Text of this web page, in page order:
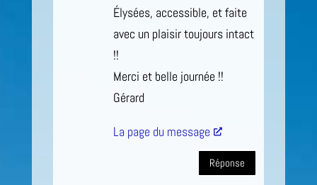
Élysées, accessible, et faite
avec un plaisir toujours intact
!!
Merci et belle journée !!
Gérard
La page du message
Réponse